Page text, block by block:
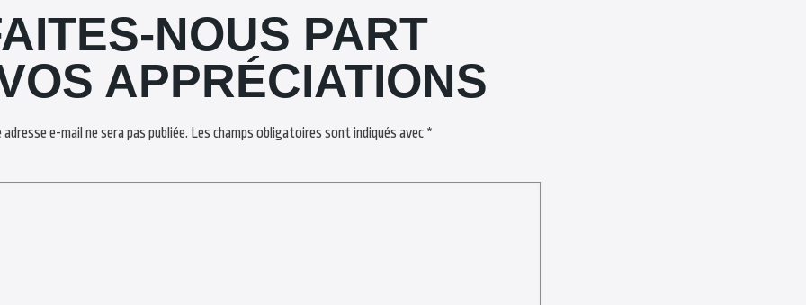
NOUS PART
APPRÉCIATIONS
e-mail ne sera pas publiée. Les champs obligatoires sont indiqués avec *